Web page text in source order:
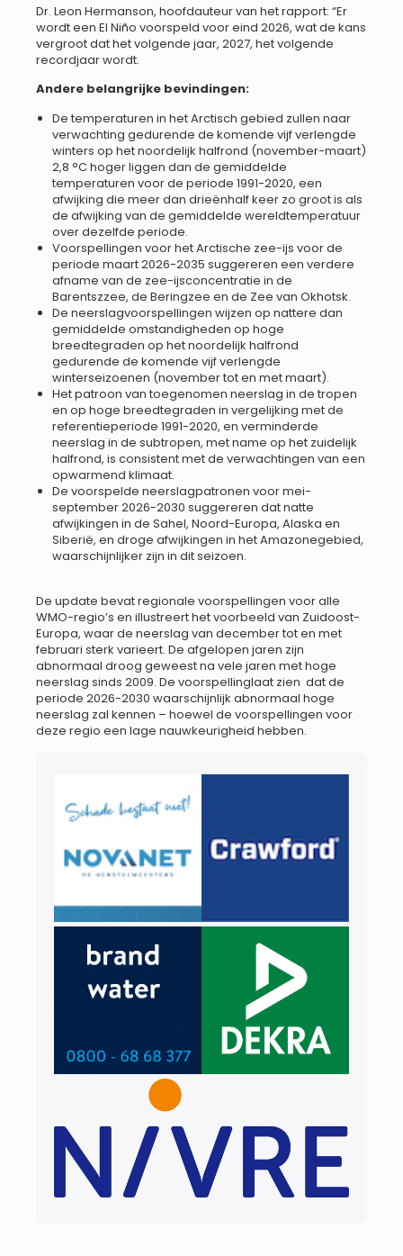
Dr. Leon Hermanson, hoofdauteur van het rapport: “Er
wordt een El Niño voorspeld voor eind 2026, wat de kans
vergroot dat het volgende jaar, 2027, het volgende
recordjaar wordt.
Andere belangrijke bevindingen:
De temperaturen in het Arctisch gebied zullen naar
verwachting gedurende de komende vijf verlengde
winters op het noordelijk halfrond (november-maart)
2,8 °C hoger liggen dan de gemiddelde
temperaturen voor de periode 1991-2020, een
afwijking die meer dan drieënhalf keer zo groot is als
de afwijking van de gemiddelde wereldtemperatuur
over dezelfde periode.
Voorspellingen voor het Arctische zee-ijs voor de
periode maart 2026-2035 suggereren een verdere
afname van de zee-ijsconcentratie in de
Barentszzee, de Beringzee en de Zee van Okhotsk.
De neerslagvoorspellingen wijzen op nattere dan
gemiddelde omstandigheden op hoge
breedtegraden op het noordelijk halfrond
gedurende de komende vijf verlengde
winterseizoenen (november tot en met maart).
Het patroon van toegenomen neerslag in de tropen
en op hoge breedtegraden in vergelijking met de
referentieperiode 1991-2020, en verminderde
neerslag in de subtropen, met name op het zuidelijk
halfrond, is consistent met de verwachtingen van een
opwarmend klimaat.
De voorspelde neerslagpatronen voor mei-
september 2026-2030 suggereren dat natte
afwijkingen in de Sahel, Noord-Europa, Alaska en
Siberië, en droge afwijkingen in het Amazonegebied,
waarschijnlijker zijn in dit seizoen.
De update bevat regionale voorspellingen voor alle
WMO-regio’s en illustreert het voorbeeld van Zuidoost-
Europa, waar de neerslag van december tot en met
februari sterk varieert. De afgelopen jaren zijn
abnormaal droog geweest na vele jaren met hoge
neerslag sinds 2009. De voorspellinglaat zien dat de
periode 2026-2030 waarschijnlijk abnormaal hoge
neerslag zal kennen – hoewel de voorspellingen voor
deze regio een lage nauwkeurigheid hebben.